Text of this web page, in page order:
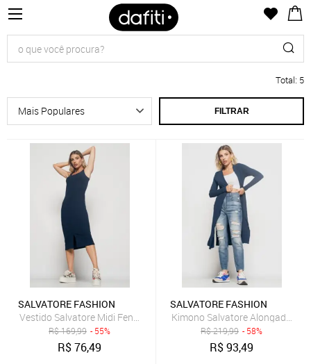
Total: 5
FILTRAR
SALVATORE FASHION
Vestido Salvatore Midi Fenda Canelado Azul Marinho
R$169,99 - 55%
R$76,49
SALVATORE FASHION
Kimono Salvatore Alongado
R$219,99 - 58%
R$93,49